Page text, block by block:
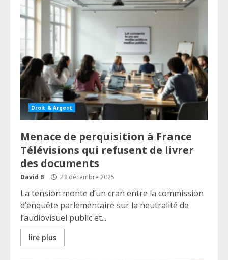
Droit & Argent
Menace de perquisition à France
Télévisions qui refusent de livrer
des documents
David B 23 décembre 2025
La tension monte d’un cran entre la commission
d’enquête parlementaire sur la neutralité de
l’audiovisuel public et...
lire plus